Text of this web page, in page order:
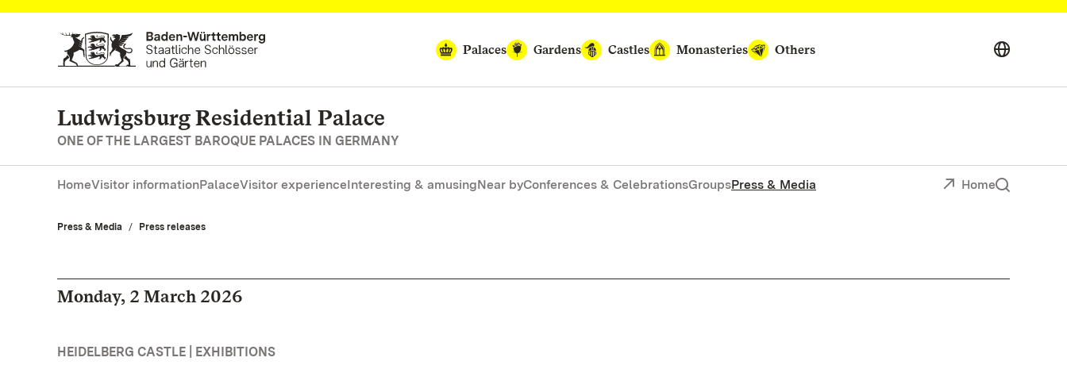
Navigate to main page
Palaces
Gardens Castles Monasteries Others
Ludwigsburg Residential Palace
ONE OF THE LARGEST BAROQUE PALACES IN GERMANY
HomeVisitor informationPalaceVisitor experienceInteresting & amusingNear byConferences & CelebrationsGroupsPress & Media Home
Press & Media Press releases
Monday, 2 March 2026
HEIDELBERG CASTLE | EXHIBITIONS